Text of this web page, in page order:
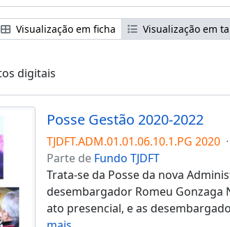
Visualização em ficha Visualização em
digitais
Posse Gestão 2020-2022
TJDFT.ADM.01.01.06.10.1.PG 2020 ·
Parte de Fundo TJDFT
Trata-se da Posse da nova
desembargador Romeu Gonzaga
ato presencial, e as